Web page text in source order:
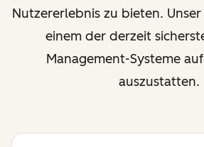
Nutzererlebnis zu bieten. Unser
einem der derzeit
Management-Systeme
auszustatten.